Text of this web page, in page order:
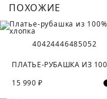
ПОХОЖИЕ
40424446485052
15 990 ₽